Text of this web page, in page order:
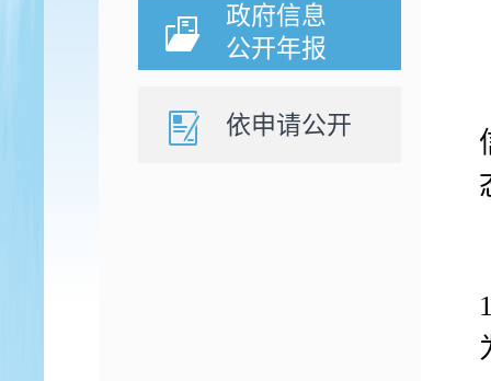
政府信息
公开年报
依申请公开